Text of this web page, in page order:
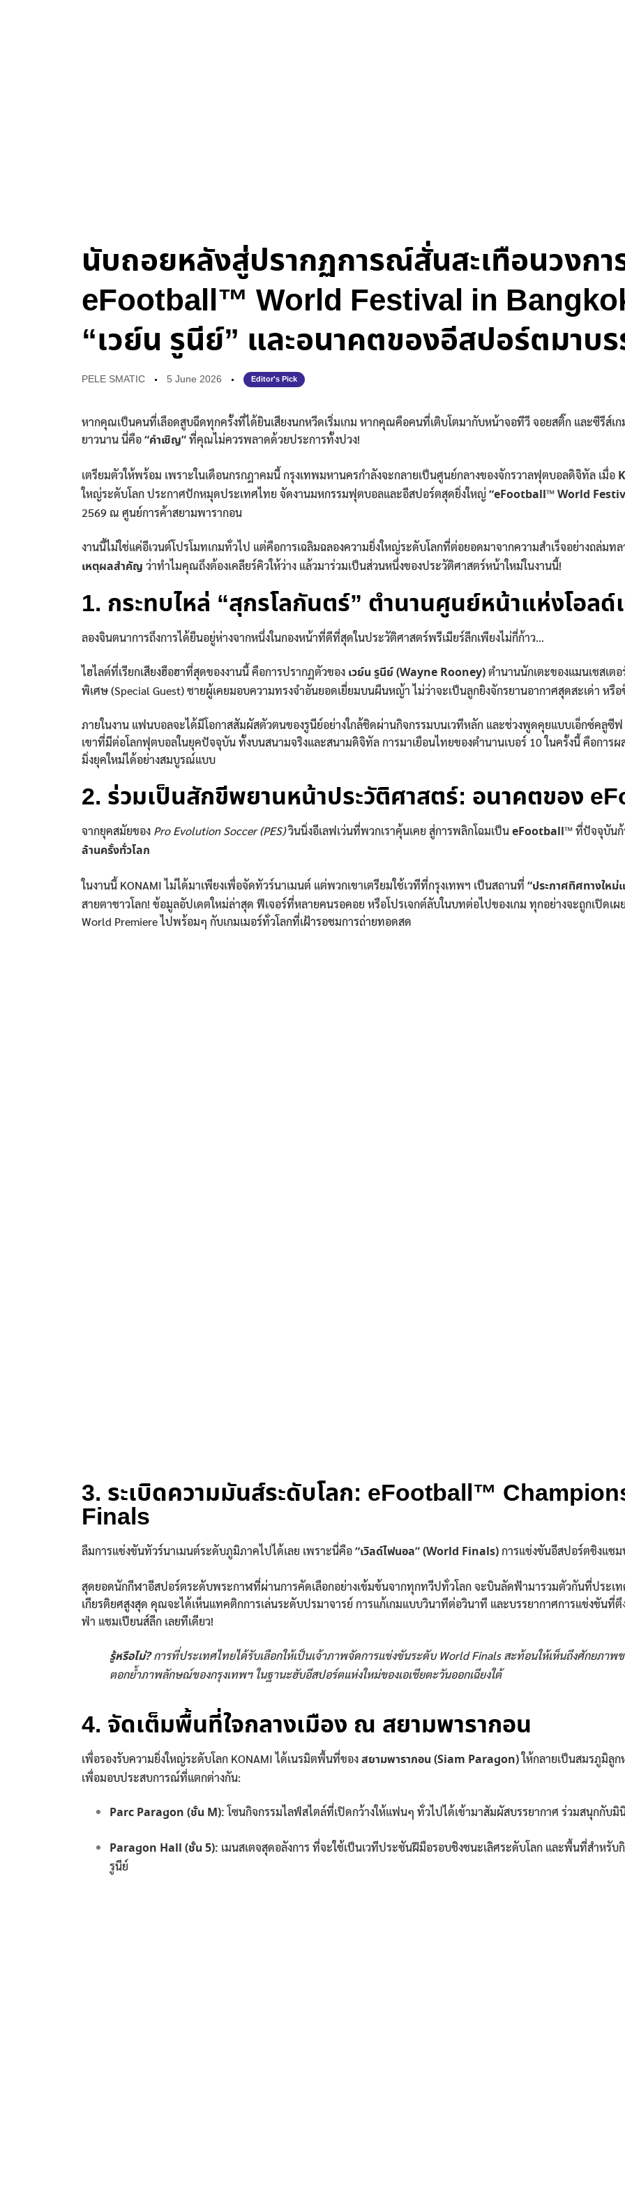
นับถอยหลังสู่ปรากฏการณ์สั่นสะเทือนวงก
eFootball™ World Festival in
“เวย์น รูนีย์” และอนาคตของอีสปอร์ตมาบ
PELE SMATIC 5 June 2026 Editor's Pick
หากคุณเป็นคนที่เลือดสูบฉีดทุกครั้งที่ได้ยินเสียงนกหวีดเริ่มเกม หากคุณคือคนที่เติบโตมากับหน้าจอทีวี จอยสติ๊ก และซีรีส์เ
ยาวนาน นี่คือ“คำเชิญ”ที่คุณไม่ควรพลาดด้วยประการทั้งปวง!
เตรียมตัวให้พร้อม เพราะในเดือนกรกฎาคมนี้ กรุงเทพมหานครกำลังจะกลายเป็นศูนย์กลางของจักรวาลฟุตบอลดิจิทัล เมื่อ
ใหญ่ระดับโลก ประกาศปักหมุดประเทศไทย จัดงานมหกรรมฟุตบอลและอีสปอร์ตสุดยิ่งใหญ่“eFootball™ World
2569 ณ ศูนย์การค้าสยามพารากอน
งานนี้ไม่ใช่แค่อีเวนต์โปรโมทเกมทั่วไป แต่คือการเฉลิมฉลองความยิ่งใหญ่ระดับโลกที่ต่อยอดมาจากความสำเร็จอย่างถล่มท
เหตุผลสำคัญ ว่าทำไมคุณถึงต้องเคลียร์คิวให้ว่าง แล้วมาร่วมเป็นส่วนหนึ่งของประวัติศาสตร์หน้าใหม่ในงานนี้!
1. กระทบไหล่ “สุกรโลกันตร์” ตำนานศูนย์หน้าแห่งโอล
ลองจินตนาการถึงการได้ยืนอยู่ห่างจากหนึ่งในกองหน้าที่ดีที่สุดในประวัติศาสตร์พรีเมียร์ลีกเพียงไม่กี่ก้าว…
ไฮไลต์ที่เรียกเสียงฮือฮาที่สุดของงานนี้ คือการปรากฏตัวของ เวย์น รูนีย์ (Wayne Rooney)ตำนานนักเตะของแมนเชสเต
พิเศษ (Special Guest) ชายผู้เคยมอบความทรงจำอันยอดเยี่ยมบนผืนหญ้า ไม่ว่าจะเป็นลูกยิงจักรยานอากาศสุดสะเด่า หรื
ภายในงาน แฟนบอลจะได้มีโอกาสสัมผัสตัวตนของรูนีย์อย่างใกล้ชิดผ่านกิจกรรมบนเวทีหลัก และช่วงพูดคุยแบบเอ็กซ์คลูซี
เขาที่มีต่อโลกฟุตบอลในยุคปัจจุบัน ทั้งบนสนามจริงและสนามดิจิทัล การมาเยือนไทยของตำนานเบอร์ 10 ในครั้งนี้ คือการ
มิ่งยุคใหม่ได้อย่างสมบูรณ์แบบ
2. ร่วมเป็นสักขีพยานหน้าประวัติศาสตร์: อนาคตของ
จากยุคสมัยของ Pro Evolution Soccer (PES)วินนิ่งอีเลฟเว่นที่พวกเราคุ้นเคย สู่การพลิกโฉมเป็นeFootball™ที่ปัจจุบันก้
ล้านครั้งทั่วโลก
ในงานนี้ KONAMI ไม่ได้มาเพียงเพื่อจัดทัวร์นาเมนต์ แต่พวกเขาเตรียมใช้เวทีที่กรุงเทพฯ เป็นสถานที่ “ประกาศทิศทางให
สายตาชาวโลก! ข้อมูลอัปเดตใหม่ล่าสุด ฟีเจอร์ที่หลายคนรอคอย หรือโปรเจกต์ลับในบทต่อไปของเกม ทุกอย่างจะถูกเปิดเ
World Premiere ไปพร้อมๆ กับเกมเมอร์ทั่วโลกที่เฝ้ารอชมการถ่ายทอดสด
3. ระเบิดความมันส์ระดับโลก: eFootball™
Finals
ลืมการแข่งขันทัวร์นาเมนต์ระดับภูมิภาคไปได้เลย เพราะนี่คือ“เวิลด์ไฟนอล” (World Finals)การแข่งขันอีสปอร์ตชิงแช
สุดยอดนักกีฬาอีสปอร์ตระดับพระกาฬที่ผ่านการคัดเลือกอย่างเข้มข้นจากทุกทวีปทั่วโลก จะบินลัดฟ้ามารวมตัวกันที่ประเท
เกียรติยศสูงสุด คุณจะได้เห็นแทคติกการเล่นระดับปรมาจารย์ การแก้เกมแบบวินาทีต่อวินาที และบรรยากาศการแข่งขันที่ตึ
ฟ่า แชมเปียนส์ลีก เลยทีเดียว!
รู้หรือไม่?การที่ประเทศไทยได้รับเลือกให้เป็นเจ้าภาพจัดการแข่งขันระดับ World Finals สะท้อนให้เห็นถึงศักยภาพ
ตอกย้ำภาพลักษณ์ของกรุงเทพฯ ในฐานะฮับอีสปอร์ตแห่งใหม่ของเอเชียตะวันออกเฉียงใต้
4. จัดเต็มพื้นที่ใจกลางเมือง ณ สยามพารากอน
เพื่อรองรับความยิ่งใหญ่ระดับโลก KONAMI ได้เนรมิตพื้นที่ของสยามพารากอน (Siam Paragon)ให้กลายเป็นสมรภูมิลู
เพื่อมอบประสบการณ์ที่แตกต่างกัน:
Parc Paragon (ชั้น M):โซนกิจกรรมไลฟ์สไตล์ที่เปิดกว้างให้แฟนๆ ทั่วไปได้เข้ามาสัมผัสบรรยากาศ ร่วมสนุกกับมิ
Paragon Hall (ชั้น 5): เมนสเตจสุดอลังการ ที่จะใช้เป็นเวทีประชันฝีมือรอบชิงชนะเลิศระดับโลก และพื้นที่สำหรั
รูนีย์